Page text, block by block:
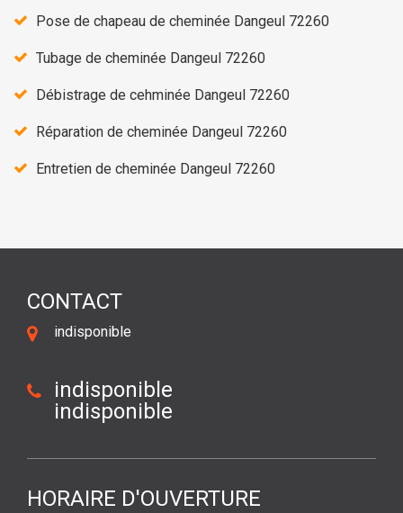
Pose de chapeau de cheminée Dangeul 72260
Tubage de cheminée Dangeul 72260
Débistrage de cehminée Dangeul 72260
Réparation de cheminée Dangeul 72260
Entretien de cheminée Dangeul 72260
CONTACT
indisponible
indisponible
indisponible
HORAIRE D'OUVERTURE